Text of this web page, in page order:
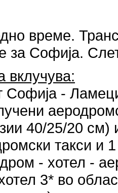
време.
за Софија.
вклучува:
Софија -
40/25/20 см)
такси и
- хотел -
3* во